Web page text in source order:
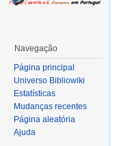
Navegação
Página principal
Universo Bibliowiki
Estatísticas
Mudanças recentes
Página aleatória
Ajuda